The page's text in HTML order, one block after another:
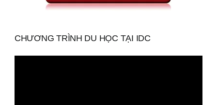
CHƯƠNG TRÌNH DU HỌC TẠI IDC